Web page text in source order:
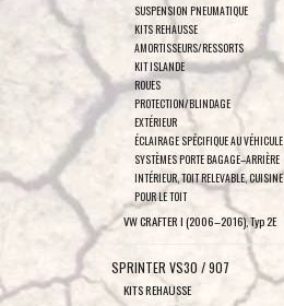
SUSPENSION PNEUMATIQUE
KITS REHAUSSE
AMORTISSEURS/RESSORTS
KIT ISLANDE
ROUES
PROTECTION/BLINDAGE
EXTÉRIEUR
ÉCLAIRAGE SPÉCIFIQUE AU VÉHICULE
SYSTÈMES PORTE BAGAGE–ARRIÈRE
INTÉRIEUR, TOIT RELEVABLE, CUISINE
POUR LE TOIT
VW CRAFTER I (2006–2016), Typ 2E
SPRINTER VS30 / 907
KITS REHAUSSE